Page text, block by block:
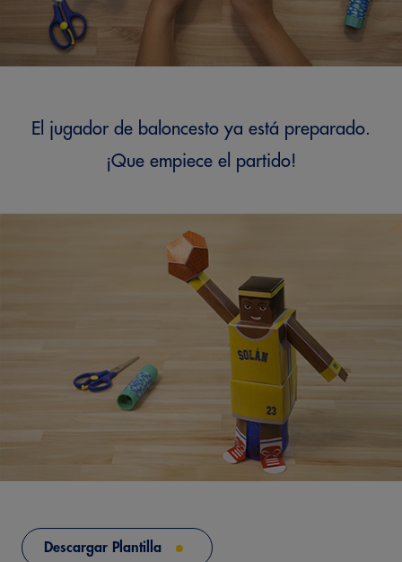
El jugador de baloncesto ya está preparado.
¡Que empiece el partido!
Descargar Plantilla